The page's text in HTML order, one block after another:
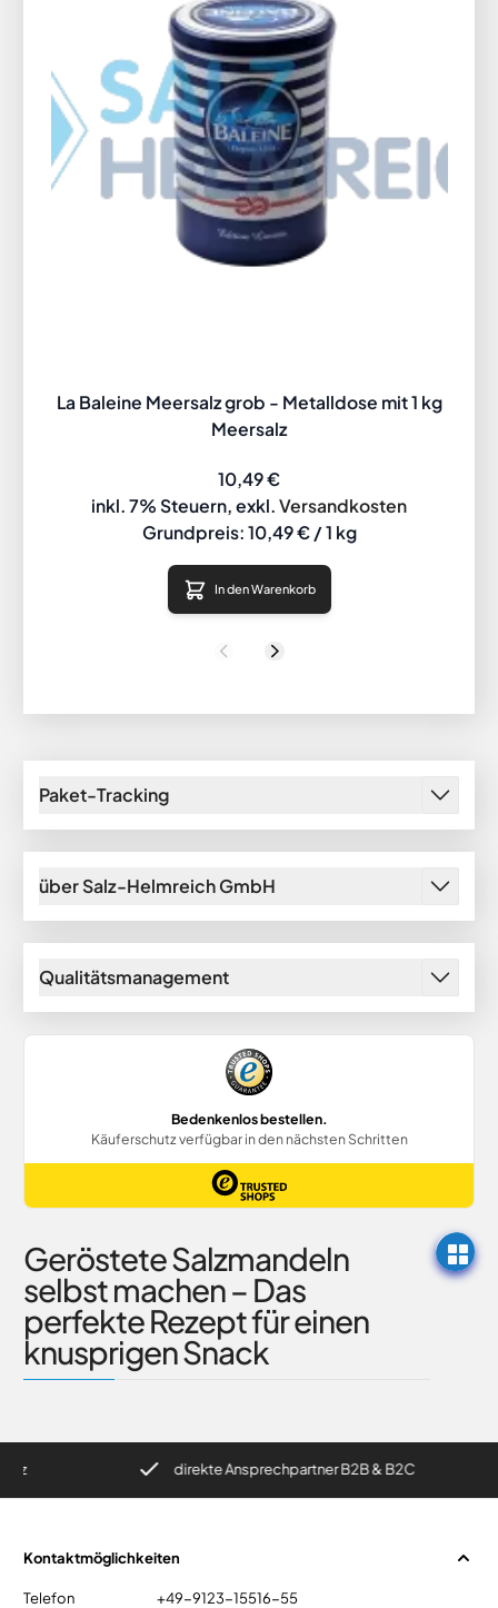
Paket-Tracking
über Salz-Helmreich GmbH
Qualitätsmanagement
La Baleine Meersalz grob - Metalldose mit 1 kg
Meersalz
10,49 €
inkl. 7% Steuern, exkl. Versandkosten
Grundpreis: 10,49 €/ 1 kg
In den Warenkorb
ZurückWeiter
Geröstete Salzmandeln
selbst machen – Das
perfekte Rezept für einen
knusprigen Snack
direkte Ansprechpartner B2B & B2C
Kontaktmöglichkeiten
Telefon
+49-9123-15516-55